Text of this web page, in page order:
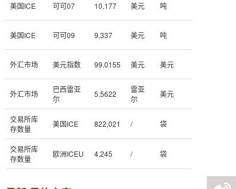
美国ICE 可可07 10,177 美元 吨
美国ICE 可可09 9,337 美元 吨
外汇市场 美元指数 99.0155 美元 美元
外汇市场
巴西雷亚
尔
5.5622
雷亚
尔
美元
交易所库
存数量
美国ICE 822,021 / 袋
交易所库
存数量
欧洲ICEU 4,245 / 袋